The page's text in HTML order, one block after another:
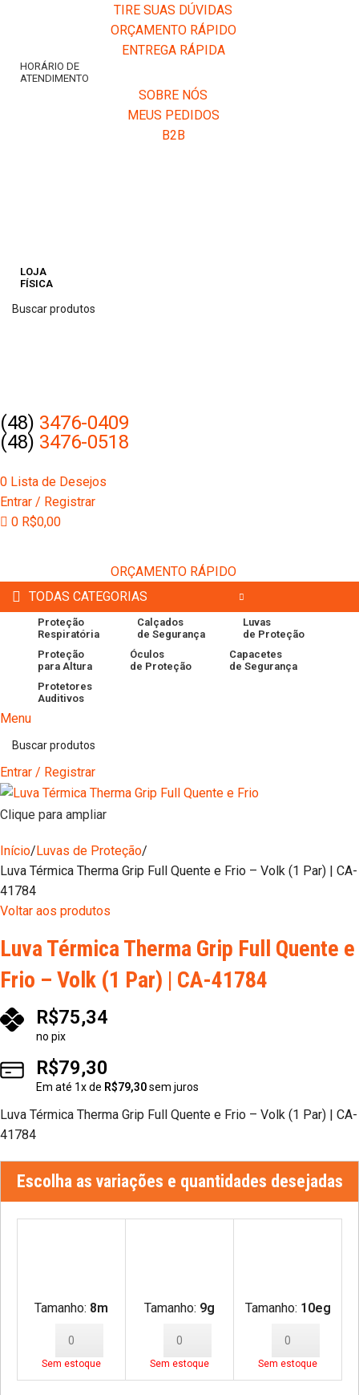
TIRE SUAS DÚVIDAS
ORÇAMENTO RÁPIDO
ENTREGA RÁPIDA
HORÁRIO DE
ATENDIMENTO
SOBRE NÓS
MEUS PEDIDOS
B2B
LOJA
FÍSICA
(48) 3476-0409
(48) 3476-0518
0 Lista de Desejos
Entrar / Registrar
0 R$0,00
ORÇAMENTO RÁPIDO
TODAS CATEGORIAS
Proteção
Respiratória
Calçados
de Segurança
Luvas
de Proteção
Proteção
para Altura
Óculos
de Proteção
Capacetes
de Segurança
Protetores
Auditivos
Menu
Entrar / Registrar
Clique para ampliar
Início Luvas de Proteção
Luva Térmica Therma Grip Full Quente e Frio – Volk (1 Par) | CA-
41784
Voltar aos produtos
Luva Térmica Therma Grip Full Quente e
Frio – Volk (1 Par) | CA-41784
R$75,34
no pix
R$79,30
Em até 1x de R$79,30sem juros
Luva Térmica Therma Grip Full Quente e Frio – Volk (1 Par) | CA-
41784
Escolha as variações e quantidades desejadas
Tamanho: 8m
Sem estoque
Tamanho: 9g
Sem estoque
Tamanho: 10eg
Sem estoque